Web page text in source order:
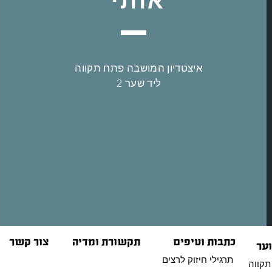
איצטדיון המושבה פתח תקווה
ליד שער 2
צור קשר תקשורת ומדיה כתבות וטיפים
תרגילי חיזוק לרצים